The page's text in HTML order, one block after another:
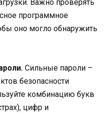
Важно проверять
программное
оно могло обнаружить
Сильные пароли –
безопасности
комбинацию букв
цифр и